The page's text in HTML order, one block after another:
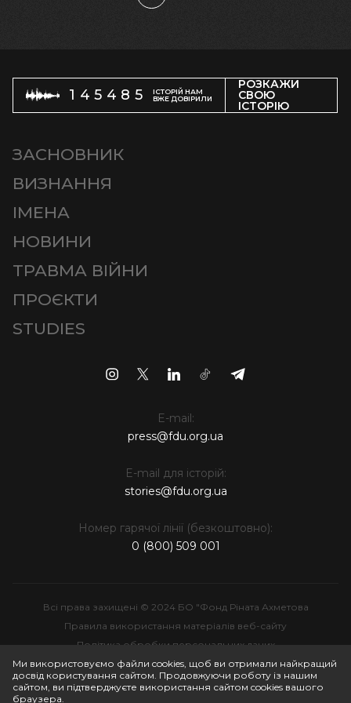
145485
ІСТОРІЙ НАМ
ВЖЕ ДОВІРИЛИ
РОЗКАЖИ
СВОЮ
ІСТОРІЮ
ЗАСНОВНИК
ВИЗНАННЯ
ІМЕНА
НОВИНИ
ТРАВМА ВІЙНИ
ПРОЄКТИ
STUDIES
E-mail:
press@fdu.org.ua
E-mail для історій:
stories@fdu.org.ua
Номер гарячої лінії (безкоштовно):
0 (800) 509 001
Всі права захищені © 2024 БО "Фонд Ріната Ахметова
Правила використання матеріалів веб-сайту
Політика обробки персональних даних
Інтелектуальна власність
Ми використовуємо файли cookies, щоб ви отримали найкращий
досвід користування сайтом. Продовжуючи роботу із нашим
сайтом, ви підтверджуєте використання сайтом cookies вашого
браузера.